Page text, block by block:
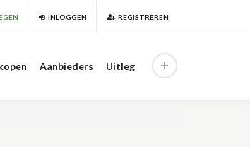
INLOGGEN REGISTREREN
Aanbieders Uitleg